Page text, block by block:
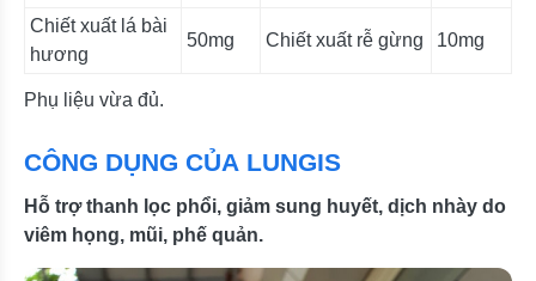
Chiết xuất lá bài
hương
50mg Chiết xuất rễ gừng 10mg
Phụ liệu vừa đủ.
CÔNG DỤNG CỦA LUNGIS
Hỗ trợ thanh lọc phổi, giảm sung huyết, dịch nhày do
viêm họng, mũi, phế quản.